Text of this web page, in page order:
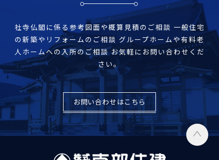
社寺仏閣に係る参考図面や概算見積のご相談 一般住宅
の新築やリフォームのご相談 グループホームや有料老
人ホームへの入所のご相談お気軽にお問い合わせくだ
さい。
お問い合わせはこちら